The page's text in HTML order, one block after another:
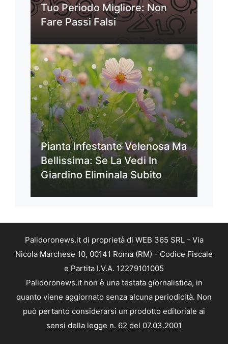
Tuo Periodo Migliore: Non
Fare Passi Falsi
Pianta Infestante Velenosa Ma
Bellissima: Se La Vedi In
Giardino Eliminala Subito
Palidoronews.it di proprietà di WEB 365 SRL - Via
Nicola Marchese 10, 00141 Roma (RM) - Codice Fiscale
e Partita I.V.A. 12279101005
Palidoronews.it non è una testata giornalistica, in
quanto viene aggiornato senza alcuna periodicità. Non
può pertanto considerarsi un prodotto editoriale ai
sensi della legge n. 62 del 07.03.2001